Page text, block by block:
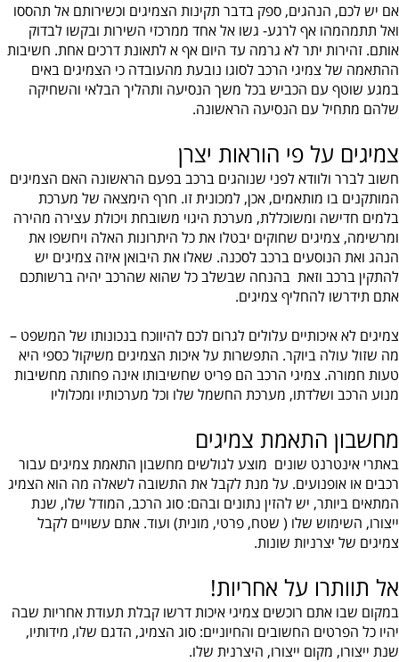
אם יש לכם, הנהגים, ספק בדבר תקינות הצמיגים וכשירותם אל תהססו
ואל תתמהמהו אף לרגע- גשו אל אחד ממרכזי השירות ובקשו לבדוק
אותם. זהירות יתר לא גרמה עד היום אף א לתאונת דרכים אחת. חשיבות
ההתאמה של צמיגי הרכב לסוגו נובעת מהעובדה כי הצמיגים באים
במגע שוטף עם הכביש בכל משך הנסיעה ותהליך הבלאי והשחיקה
שלהם מתחיל עם הנסיעה הראשונה.
צמיגים על פי הוראות יצרן
חשוב לברר ולוודא לפני שנוהגים ברכב בפעם הראשונה האם הצמיגים
המותקנים בו מותאמים, אכן, למכונית זו. חרף הימצאה של מערכת
בלמים חדישה ומשוכללת, מערכת היגוי משובחת ויכולת עצירה מהירה
ומרשימה, צמיגים שחוקים יבטלו את כל היתרונות האלה ויחשפו את
הנהג ואת הנוסעים ברכב לסכנה. שאלו את היבואן איזה צמיגים יש
להתקין ברכב וזאת בהנחה שבשלב כל שהוא שהרכב יהיה ברשותכם
אתם תידרשו להחליף צמיגים.
צמיגים לא איכותיים עלולים לגרום לכם להיווכח בנכונותו של המשפט –
מה שזול עולה ביוקר. התפשרות על איכות הצמיגים משיקול כספי היא
טעות חמורה. צמיגי הרכב הם פריט שחשיבותו אינה פחותה מחשיבות
מנוע הרכב ושלדתו, מערכת החשמל שלו וכל מערכותיו ומכלוליו
מחשבון התאמת צמיגים
באתרי אינטרנט שונים מוצע לגולשים מחשבון התאמת צמיגים עבור
רכבים או אופנועים. על מנת לקבל את התשובה לשאלה מה הוא הצמיג
המתאים ביותר, יש להזין נתונים ובהם: סוג הרכב, המודל שלו, שנת
ייצורו, השימוש שלו ( שטח, פרטי, מונית) ועוד. אתם עשויים לקבל
צמיגים של יצרניות שונות.
אל תוותרו על אחריות!
במקום שבו אתם רוכשים צמיגי איכות דרשו קבלת תעודת אחריות שבה
יהיו כל הפרטים החשובים והחיוניים: סוג הצמיג, הדגם שלו, מידותיו,
שנת ייצורו, מקום ייצורו, היצרנית שלו.